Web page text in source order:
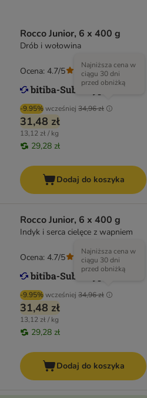
Rocco Junior, 6 x 400 g
Drób i wołowina
-9.95%wcześniej 34,96 zł
Najniższa cena w
ciągu 30 dni
przed obniżką
31,48 zł
13,12 zł / kg
29,28 zł
Ocena: 4.7/5 (43
Dodaj do koszyka
Rocco Junior, 6 x 400 g
Indyk i serca cielęce z wapniem
-9.95%wcześniej 34,96 zł
Najniższa cena w
ciągu 30 dni
przed obniżką
31,48 zł
13,12 zł / kg
29,28 zł
Ocena: 4.7/5 (43
Dodaj do koszyka